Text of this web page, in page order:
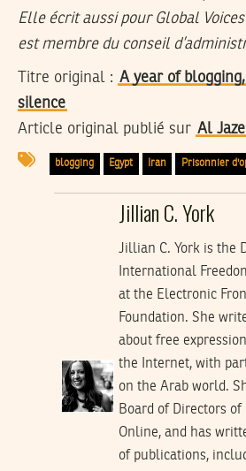
Elle écrit aussi pour Global
est membre du conseil
Titre original : A year of
silence
Article original publié sur Al
blogging Egypt Iran Prisonnier
Jillian C. York
Jillian C. York is the
International
at the Electronic
Foundation. She
about free
the Internet, with
on the Arab world.
Board of Directors of
Online, and has
of publications,